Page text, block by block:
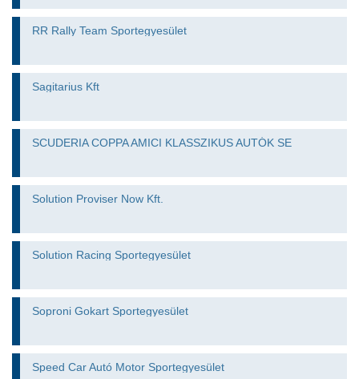
RR Rally Team Sportegyesület
Sagitarius Kft
SCUDERIA COPPA AMICI KLASSZIKUS AUTÓK SE
Solution Proviser Now Kft.
Solution Racing Sportegyesület
Soproni Gokart Sportegyesület
Speed Car Autó Motor Sportegyesület